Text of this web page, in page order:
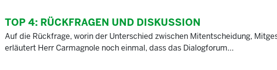
TOP 4: RÜCKFRAGEN UND DISKUSSION
Auf die Rückfrage, worin der Unterschied zwischen Mitentscheidung,
erläutert Herr Carmagnole noch einmal, dass das Dialogforum…